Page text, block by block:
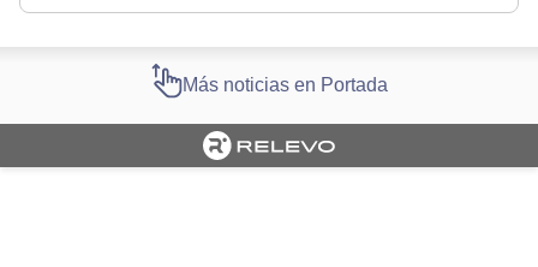
Más noticias en Portada